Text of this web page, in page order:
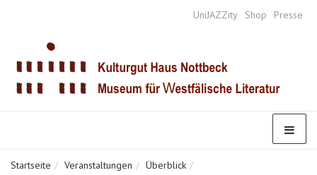
UniJAZZity Shop Presse
Startseite Veranstaltungen Überblick